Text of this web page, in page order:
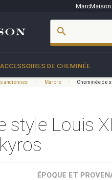
search
ACCESSOIRES DE CHEMINÉE
anciennes Marbre Cheminée de
style Louis
ÉPOQUE ET